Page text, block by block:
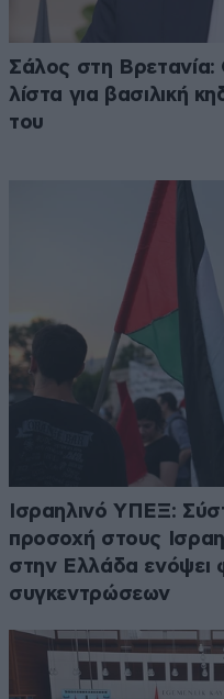
Σάλος στη Βρετανία:
λίστα για βασιλική
του
Ισραηλινό ΥΠΕΞ:
προσοχή στους
στην Ελλάδα ενόψει
συγκεντρώσεων